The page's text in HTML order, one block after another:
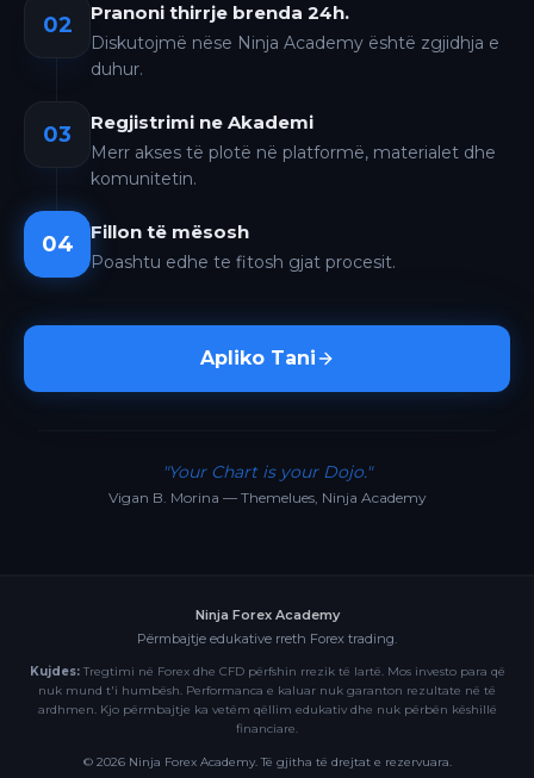
02 Pranoni thirrje brenda 24h.
Diskutojmë nëse Ninja Academy është zgjidhja e
duhur.
03 Regjistrimi ne Akademi
Merr akses të plotë në platformë, materialet dhe
komunitetin.
04 Fillon të mësosh
Poashtu edhe te fitosh gjat procesit.
Apliko Tani
"Your Chart is your Dojo."
Vigan B. Morina — Themelues, Ninja Academy
Ninja Forex Academy
Përmbajtje edukative rreth Forex trading.
Kujdes:Tregtimi në Forex dhe CFD përfshin rrezik të lartë. Mos investo para që
nuk mund t'i humbësh. Performanca e kaluar nuk garanton rezultate në të
ardhmen. Kjo përmbajtje ka vetëm qëllim edukativ dhe nuk përbën këshillë
financiare.
© 2026Ninja Forex Academy. Të gjitha të drejtat e rezervuara.